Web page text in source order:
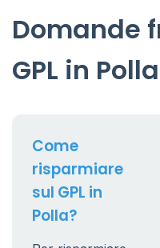
Domande
GPL in Polla
Come
risparmiare
sul GPL in
Polla?